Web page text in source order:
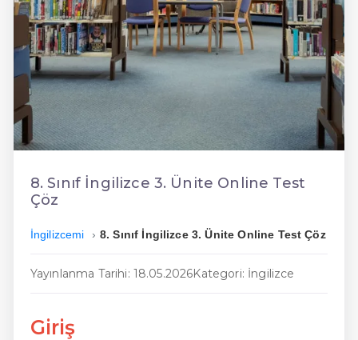
İngilizce
Dil Eğitimi
En Hızlı İngilizce
En Kolay İngilizce
En Ucuz İngilizce
En Uygun İngilizce
8. Sınıf İngilizce 3. Ünite Online Test
Çöz
İngilizcemi 8. Sınıf İngilizce 3. Ünite Online Test Çöz
Yayınlanma Tarihi: 18.05.2026Kategori: İngilizce
Giriş